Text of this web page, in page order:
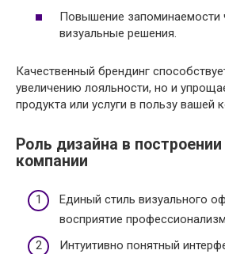
Повышение запоминаемости
визуальные решения.
Качественный брендинг
увеличению лояльности, но и
продукта или услуги в пользу вашей
Роль дизайна в построении
компании
Единый стиль визуального
восприятие
Интуитивно понятный